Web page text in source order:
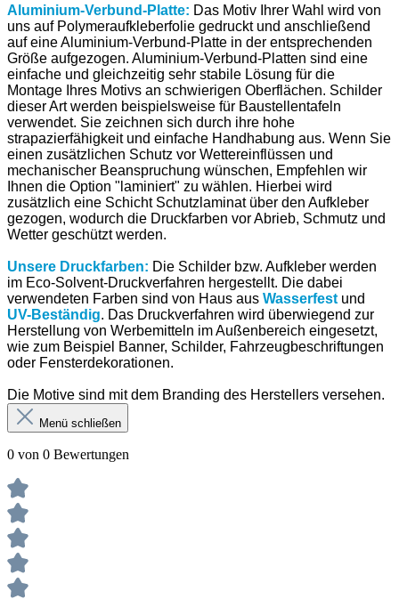
Aluminium-Verbund-Platte: Das Motiv Ihrer Wahl wird von
uns auf Polymeraufkleberfolie gedruckt und anschließend
auf eine Aluminium-Verbund-Platte in der entsprechenden
Größe aufgezogen. Aluminium-Verbund-Platten sind eine
einfache und gleichzeitig sehr stabile Lösung für die
Montage Ihres Motivs an schwierigen Oberflächen. Schilder
dieser Art werden beispielsweise für Baustellentafeln
verwendet. Sie zeichnen sich durch ihre hohe
strapazierfähigkeit und einfache Handhabung aus. Wenn Sie
einen zusätzlichen Schutz vor Wettereinflüssen und
mechanischer Beanspruchung wünschen, Empfehlen wir
Ihnen die Option "laminiert" zu wählen. Hierbei wird
zusätzlich eine Schicht Schutzlaminat über den Aufkleber
gezogen, wodurch die Druckfarben vor Abrieb, Schmutz und
Wetter geschützt werden.
Unsere Druckfarben: Die Schilder bzw. Aufkleber werden
im Eco-Solvent-Druckverfahren hergestellt. Die dabei
verwendeten Farben sind von Haus aus Wasserfest und
UV-Beständig. Das Druckverfahren wird überwiegend zur
Herstellung von Werbemitteln im Außenbereich eingesetzt,
wie zum Beispiel Banner, Schilder, Fahrzeugbeschriftungen
oder Fensterdekorationen.
Die Motive sind mit dem Branding des Herstellers versehen.
Menü schließen
0 von 0 Bewertungen